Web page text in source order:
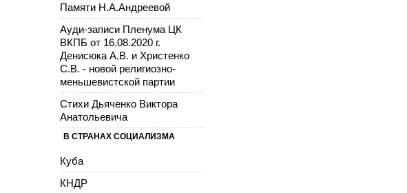
Памяти Н.А.Андреевой
Ауди-записи Пленума ЦК
ВКПБ от 16.08.2020 г.
Денисюка А.В. и Христенко
С.В. - новой религиозно-
меньшевистской партии
Стихи Дьяченко Виктора
Анатольевича
В СТРАНАХ СОЦИАЛИЗМА
Куба
КНДР